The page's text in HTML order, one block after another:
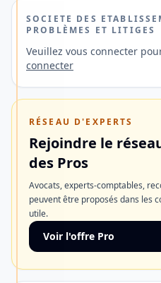
SOCIETE DES
PROBLÈMES ET LITIGES
Veuillez vous connecter
connecter
RÉSEAU D'EXPERTS
Rejoindre le
des Pros
Avocats, experts-comptables,
peuvent être proposés dans les
utile.
Voir l'offre Pro
et
à
l'étranger
ainsi
ouverture
de
compte
rapide.
Découvrir
l'offre